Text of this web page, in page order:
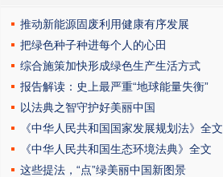
推动新能源固废利用健康有序发展
把绿色种子种进每个人的心田
综合施策加快形成绿色生产生活方式
报告解读：史上最严重“地球能量失衡”
以法典之智守护好美丽中国
《中华人民共和国国家发展规划法》全文
《中华人民共和国生态环境法典》全文
这些提法，“点”绿美丽中国新图景